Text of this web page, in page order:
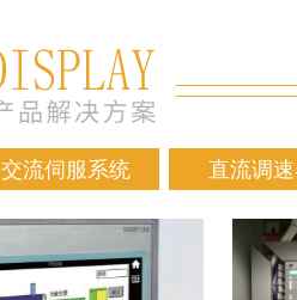
交流伺服系统 直流调